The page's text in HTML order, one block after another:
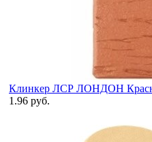
Клинкер ЛСР ЛОНДОН
1.96 руб.